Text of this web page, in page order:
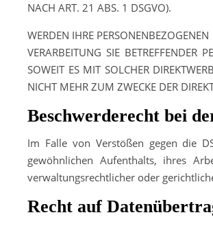
NACH ART. 21 ABS. 1 DSGVO).
WERDEN IHRE
VERARBEITUNG SIE BETREFFENDER
SOWEIT ES MIT SOLCHER
NICHT MEHR ZUM ZWECKE DER
Beschwerde­recht bei
Im Falle von Verstößen gegen die
gewöhnlichen Aufenthalts, ihres
verwaltungsrechtlicher oder
Recht auf